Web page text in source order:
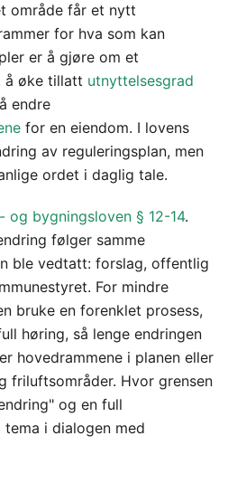
område får et nytt
for hva som kan
er å gjøre om et
å øke tillatt utnyttelsesgrad
endre
for en eiendom. I lovens
av reguleringsplan, men
ordet i daglig tale.
og bygningsloven § 12-14.
følger samme
ble vedtatt: forslag, offentlig
For mindre
bruke en forenklet prosess,
høring, så lenge endringen
hovedrammene i planen eller
friluftsområder. Hvor grensen
og en full
i dialogen med